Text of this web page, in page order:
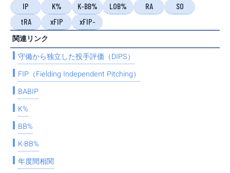
IP
K% K-BB% LOB% RA
SO
tRA
xFIP xFIP-
関連リンク
守備から独立した投手評価（DIPS）
FIP（Fielding Independent Pitching）
BABIP
K%
BB%
K-BB%
年度間相関